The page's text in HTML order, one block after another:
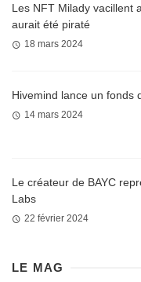
Les NFT Milady vacillent
aurait été piraté
18 mars 2024
Hivemind lance un fonds
14 mars 2024
Le créateur de BAYC
Labs
22 février 2024
LE MAG